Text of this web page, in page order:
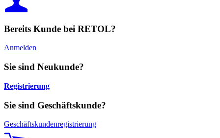
Bereits Kunde bei RETOL?
Anmelden
Sie sind Neukunde?
Registrierung
Sie sind Geschäftskunde?
Geschäftskundenregistrierung